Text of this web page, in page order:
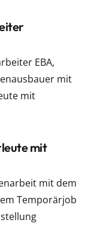
EBA,
mit
mit
mit
mit dem
Temporärjob